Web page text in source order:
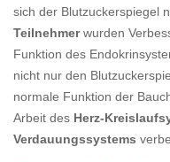
sich der Blutzuckerspiegel
Teilnehmerwurden
Funktion des
nicht nur den
normale Funktion der
Arbeit des Herz-
Verdauungssystems